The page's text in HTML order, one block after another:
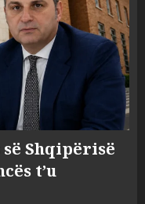
Shqipërisë
t’u